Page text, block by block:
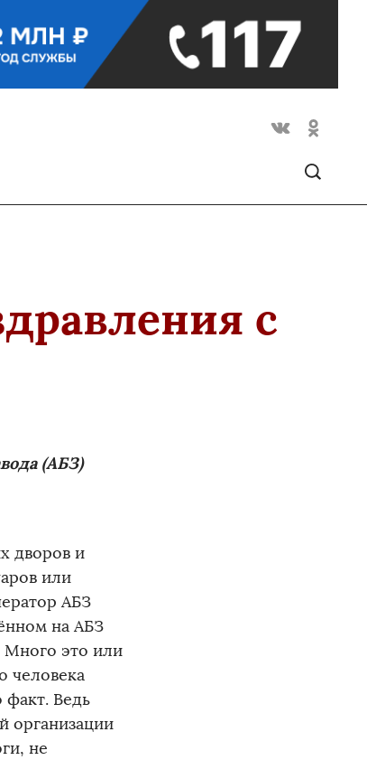
с
(АБЗ)
дворов и
или
АБЗ
на АБЗ
Много это или
человека
факт. Ведь
организации
не